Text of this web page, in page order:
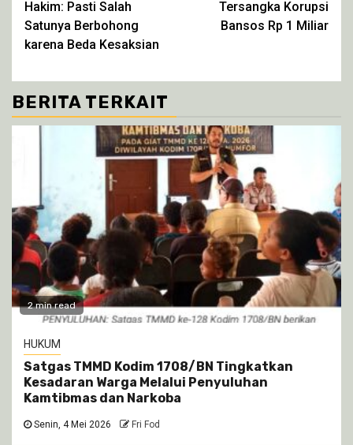
Hakim: Pasti Salah
Satunya Berbohong
karena Beda Kesaksian
Tersangka Korupsi
Bansos Rp 1 Miliar
BERITA TERKAIT
2 min read
HUKUM
Satgas TMMD Kodim 1708/BN Tingkatkan
Kesadaran Warga Melalui Penyuluhan
Kamtibmas dan Narkoba
Senin, 4 Mei 2026 Fri Fod